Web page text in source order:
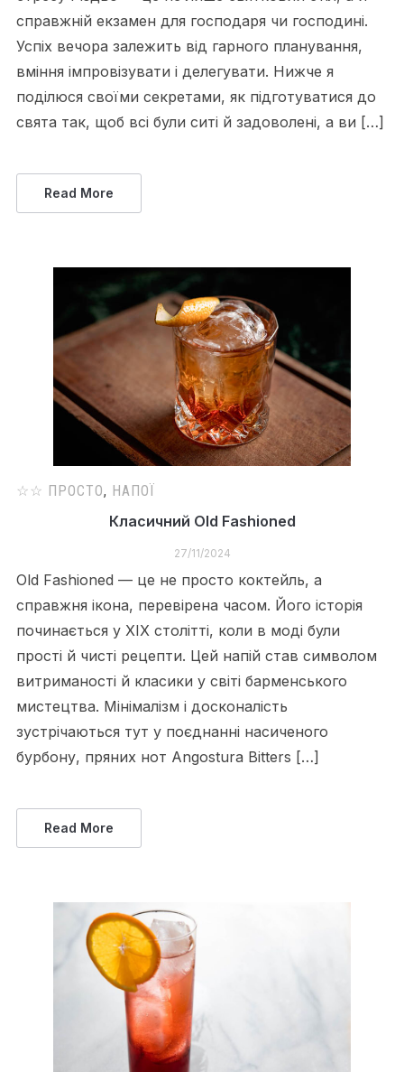
справжній екзамен для господаря чи господині.
Успіх вечора залежить від гарного планування,
вміння імпровізувати і делегувати. Нижче я
поділюся своїми секретами, як підготуватися до
свята так, щоб всі були ситі й задоволені, а ви […]
Read More
☆☆ ПРОСТО, НАПОЇ
Класичний Old Fashioned
27/11/2024
Old Fashioned — це не просто коктейль, а
справжня ікона, перевірена часом. Його історія
починається у XIX столітті, коли в моді були
прості й чисті рецепти. Цей напій став символом
витриманості й класики у світі барменського
мистецтва. Мінімалізм і досконалість
зустрічаються тут у поєднанні насиченого
бурбону, пряних нот Angostura Bitters […]
Read More